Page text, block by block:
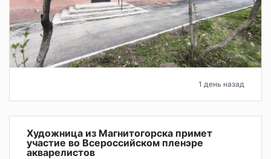
1 день назад
Художница из Магнитогорска примет
участие во Всероссийском пленэре
акварелистов